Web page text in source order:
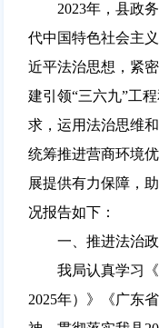
2023年，县政务
代中国特色社会主
近平法治思想，紧
建引领“三六九”工
求，运用法治思维
统筹推进营商环境
展提供有力保障，
况报告如下：
一、推进法治
我局认真学习《
2025年）》《广东